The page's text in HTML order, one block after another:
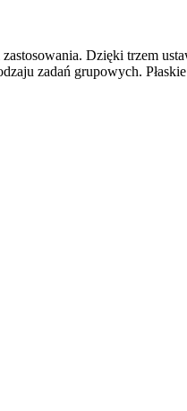
Dzięki trzem
zadań grupowych.